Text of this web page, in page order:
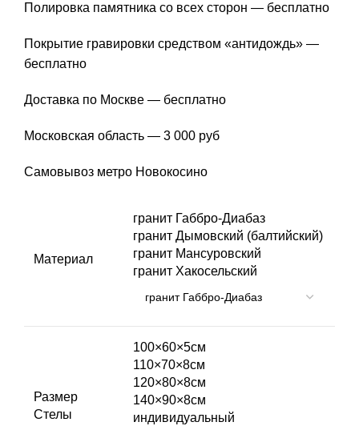
Полировка памятника со всех сторон — бесплатно
Покрытие гравировки средством «антидождь» —
бесплатно
Доставка по Москве — бесплатно
Московская область — 3 000 руб
Самовывоз метро Новокосино
Материал
гранит Габбро-Диабаз
гранит Дымовский (балтийский)
гранит Мансуровский
гранит Хакосельский
Размер
Стелы
100×60×5см
110×70×8см
120×80×8см
140×90×8см
индивидуальный